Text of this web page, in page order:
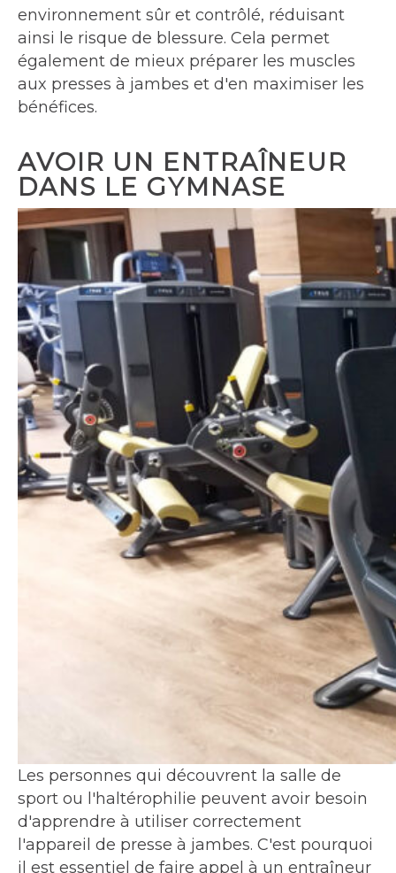
environnement sûr et contrôlé, réduisant
ainsi le risque de blessure. Cela permet
également de mieux préparer les muscles
aux presses à jambes et d'en maximiser les
bénéfices.
AVOIR UN ENTRAÎNEUR
DANS LE GYMNASE
Les personnes qui découvrent la salle de
sport ou l'haltérophilie peuvent avoir besoin
d'apprendre à utiliser correctement
l'appareil de presse à jambes. C'est pourquoi
il est essentiel de faire appel à un entraîneur